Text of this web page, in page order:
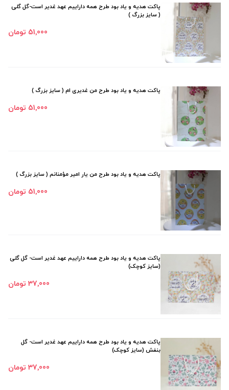
پاکت هدیه و یاد بود طرح همه داراییم عهد غدیر است-گل گلی
( سایز بزرگ )
51٬000 تومان
پاکت هدیه و یاد بود طرح من غدیری ام ( سایز بزرگ )
51٬000 تومان
پاکت هدیه و یاد بود طرح من یار امیر مؤمنانم ( سایز بزرگ )
51٬000 تومان
پاکت هدیه و یاد بود طرح همه داراییم عهد غدیر است- گل گلی
(سایز کوچک)
37٬000 تومان
پاکت هدیه و یاد بود طرح همه داراییم عهد غدیر است- گل
بنفش (سایز کوچک)
37٬000 تومان